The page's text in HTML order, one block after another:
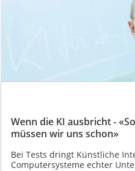
Wenn die KI ausbricht -
müssen wir uns schon»
Bei Tests dringt Künstliche
Computersysteme echter